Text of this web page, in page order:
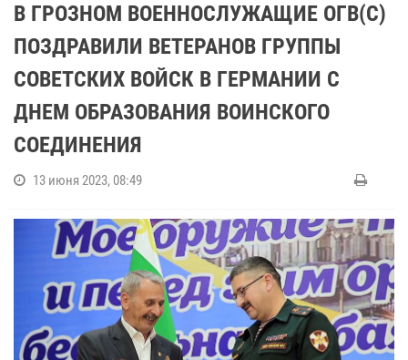
В ГРОЗНОМ ВОЕННОСЛУЖАЩИЕ ОГВ(С)
ПОЗДРАВИЛИ ВЕТЕРАНОВ ГРУППЫ
СОВЕТСКИХ ВОЙСК В ГЕРМАНИИ С
ДНЕМ ОБРАЗОВАНИЯ ВОИНСКОГО
СОЕДИНЕНИЯ
13 июня 2023, 08:49